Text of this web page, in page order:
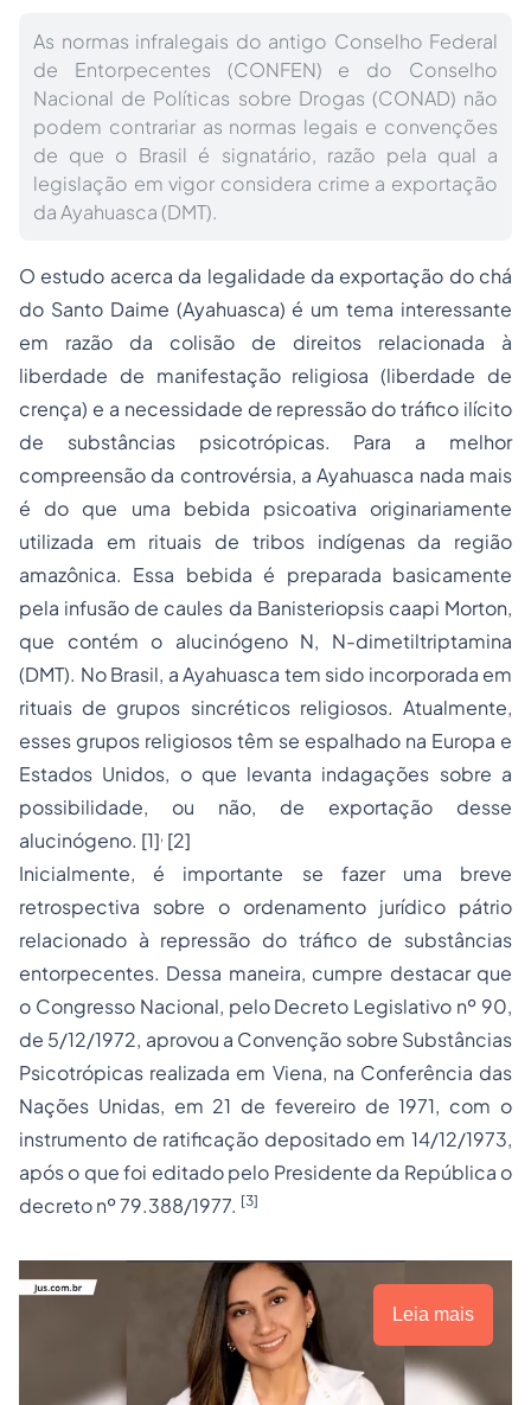
As normas infralegais do antigo Conselho Federal
de Entorpecentes (CONFEN) e do Conselho
Nacional de Políticas sobre Drogas (CONAD) não
podem contrariar as normas legais e convenções
de que o Brasil é signatário, razão pela qual a
legislação em vigor considera crime a exportação
da Ayahuasca (DMT).
O estudo acerca da legalidade da exportação do chá
do Santo Daime (Ayahuasca) é um tema interessante
em razão da colisão de direitos relacionada à
liberdade de manifestação religiosa (liberdade de
crença) e a necessidade de repressão do tráfico ilícito
de substâncias psicotrópicas. Para a melhor
compreensão da controvérsia, a Ayahuasca nada mais
é do que uma bebida psicoativa originariamente
utilizada em rituais de tribos indígenas da região
amazônica. Essa bebida é preparada basicamente
pela infusão de caules da Banisteriopsis caapi Morton,
que contém o alucinógeno N, N-dimetiltriptamina
(DMT). No Brasil, a Ayahuasca tem sido incorporada em
rituais de grupos sincréticos religiosos. Atualmente,
esses grupos religiosos têm se espalhado na Europa e
Estados Unidos, o que levanta indagações sobre a
possibilidade, ou não, de exportação desse
alucinógeno. [1], [2]
Inicialmente, é importante se fazer uma breve
retrospectiva sobre o ordenamento jurídico pátrio
relacionado à repressão do tráfico de substâncias
entorpecentes. Dessa maneira, cumpre destacar que
o Congresso Nacional, pelo Decreto Legislativo nº 90,
de 5/12/1972, aprovou a Convenção sobre Substâncias
Psicotrópicas realizada em Viena, na Conferência das
Nações Unidas, em 21 de fevereiro de 1971, com o
instrumento de ratificação depositado em 14/12/1973,
após o que foi editado pelo Presidente da República o
decreto nº 79.388/1977. [3]
Leia mais